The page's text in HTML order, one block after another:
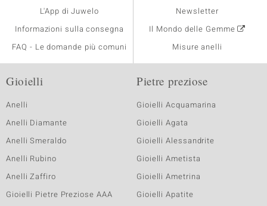
L'App di Juwelo
Informazioni sulla consegna
FAQ - Le domande più comuni
Newsletter
Il Mondo delle Gemme
Misure anelli
Gioielli
Anelli
Anelli Diamante
Anelli Smeraldo
Anelli Rubino
Anelli Zaffiro
Gioielli Pietre Preziose AAA
Pietre preziose
Gioielli Acquamarina
Gioielli Agata
Gioielli Alessandrite
Gioielli Ametista
Gioielli Ametrina
Gioielli Apatite